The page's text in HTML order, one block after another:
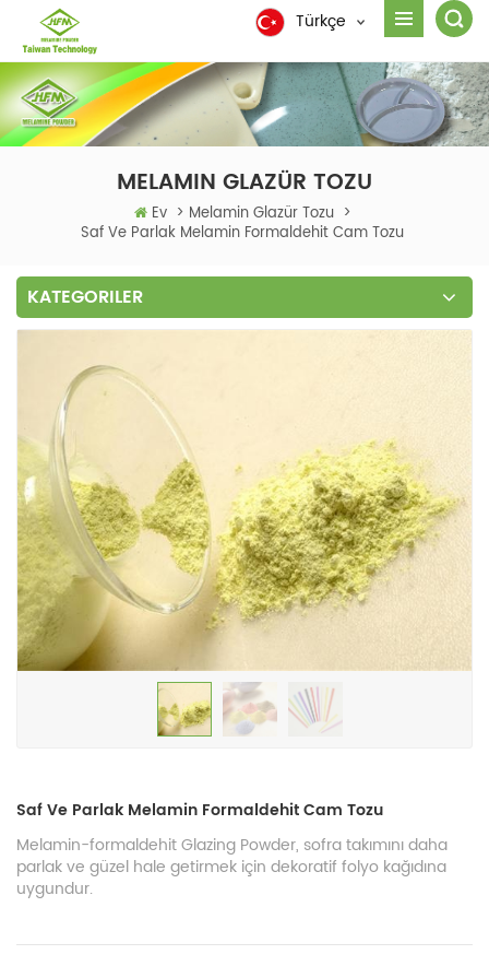
Türkçe
MELAMIN GLAZÜR TOZU
Ev > Melamin Glazür Tozu >
Saf Ve Parlak Melamin Formaldehit Cam Tozu
KATEGORILER
Saf Ve Parlak Melamin Formaldehit Cam Tozu
Melamin-formaldehit Glazing Powder, sofra takımını daha
parlak ve güzel hale getirmek için dekoratif folyo kağıdına
uygundur.